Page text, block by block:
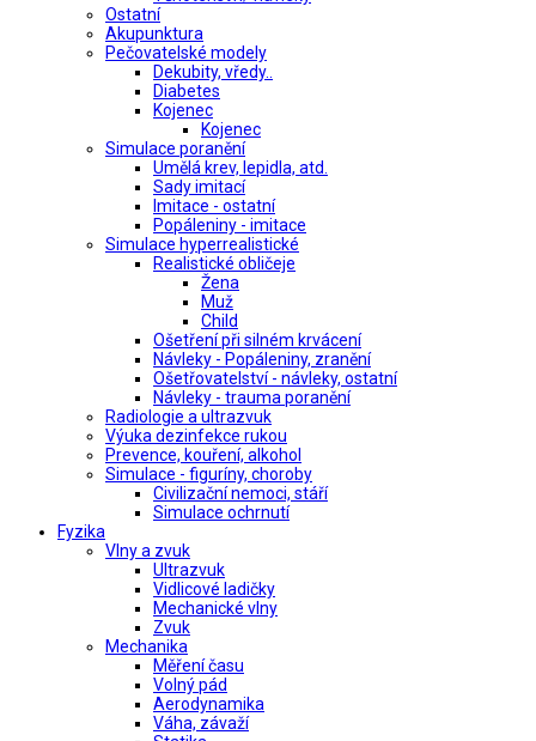
Ostatní
Akupunktura
Pečovatelské modely
Dekubity, vředy..
Diabetes
Kojenec
Kojenec
Simulace poranění
Umělá krev, lepidla, atd.
Sady imitací
Imitace - ostatní
Popáleniny - imitace
Simulace hyperrealistické
Realistické obličeje
Žena
Muž
Child
Ošetření při silném krvácení
Návleky - Popáleniny, zranění
Ošetřovatelství - návleky, ostatní
Návleky - trauma poranění
Radiologie a ultrazvuk
Výuka dezinfekce rukou
Prevence, kouření, alkohol
Simulace - figuríny, choroby
Civilizační nemoci, stáří
Simulace ochrnutí
Fyzika
Vlny a zvuk
Ultrazvuk
Vidlicové ladičky
Mechanické vlny
Zvuk
Mechanika
Měření času
Volný pád
Aerodynamika
Váha, závaží